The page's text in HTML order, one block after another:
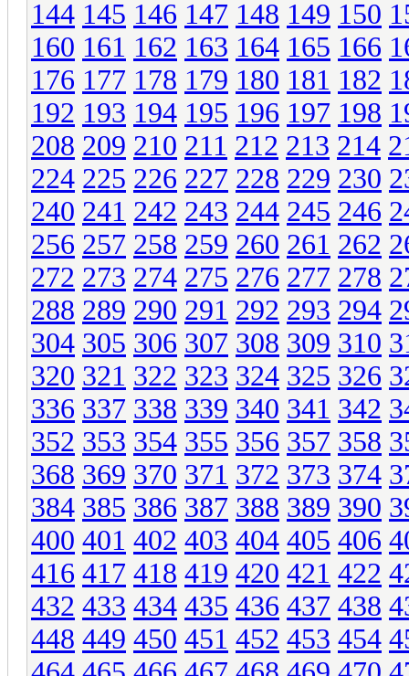
144 145 146 147 148 149 150
160 161 162 163 164 165 166
176 177 178 179 180 181 182
192 193 194 195 196 197 198
208 209 210 211 212 213 214
224 225 226 227 228 229 230
240 241 242 243 244 245 246
256 257 258 259 260 261 262
272 273 274 275 276 277 278
288 289 290 291 292 293 294
304 305 306 307 308 309 310
320 321 322 323 324 325 326
336 337 338 339 340 341 342
352 353 354 355 356 357 358
368 369 370 371 372 373 374
384 385 386 387 388 389 390
400 401 402 403 404 405 406
416 417 418 419 420 421 422
432 433 434 435 436 437 438
448 449 450 451 452 453 454